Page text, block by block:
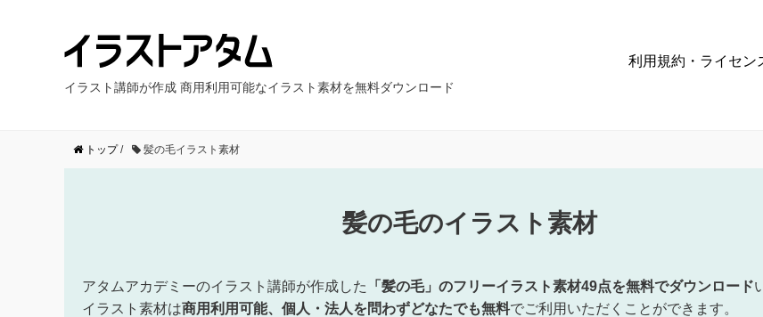
イラスト講師が作成 商用利用可能なイラスト素材を無料ダウンロード
利用規約・ライセン
トップ/ 髪の毛イラスト素材
髪の毛のイラスト素材
アタムアカデミーのイラスト講師が作成した 「髪の毛」のフリーイラスト素材49点を無料でダウンロード
イラスト素材は商用利用可能、個人・法人を問わずどなたでも無料でご利用いただくことができます。